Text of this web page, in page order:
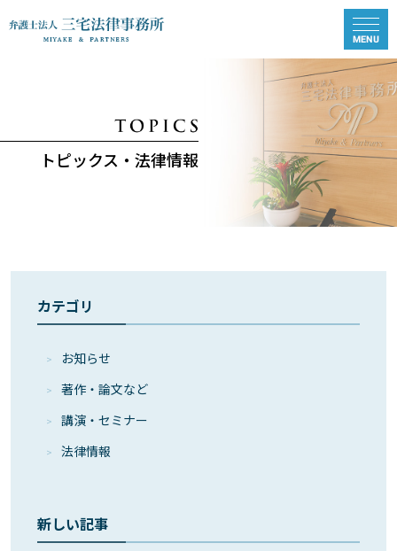
トピックス・法律情報
カテゴリ
お知らせ
著作・論⽂など
講演・セミナー
法律情報
新しい記事